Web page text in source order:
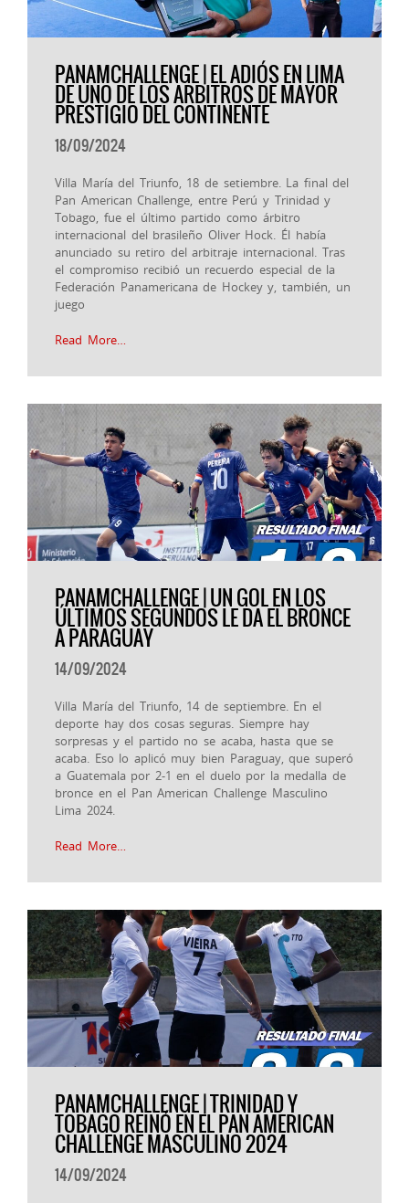
PANAMCHALLENGE | EL ADIÓS EN LIMA
DE UNO DE LOS ARBITROS DE MAYOR
PRESTIGIO DEL CONTINENTE
18/09/2024
Villa María del Triunfo, 18 de setiembre. La final del
Pan American Challenge, entre Perú y Trinidad y
Tobago, fue el último partido como árbitro
internacional del brasileño Oliver Hock. Él había
anunciado su retiro del arbitraje internacional. Tras
el compromiso recibió un recuerdo especial de la
Federación Panamericana de Hockey y, también, un
juego
Read More…
PANAMCHALLENGE | UN GOL EN LOS
ÚLTIMOS SEGUNDOS LE DA EL BRONCE
A PARAGUAY
14/09/2024
Villa María del Triunfo, 14 de septiembre. En el
deporte hay dos cosas seguras. Siempre hay
sorpresas y el partido no se acaba, hasta que se
acaba. Eso lo aplicó muy bien Paraguay, que superó
a Guatemala por 2-1 en el duelo por la medalla de
bronce en el Pan American Challenge Masculino
Lima 2024.
Read More…
PANAMCHALLENGE | TRINIDAD Y
TOBAGO REINÓ EN EL PAN AMERICAN
CHALLENGE MASCULINO 2024
14/09/2024